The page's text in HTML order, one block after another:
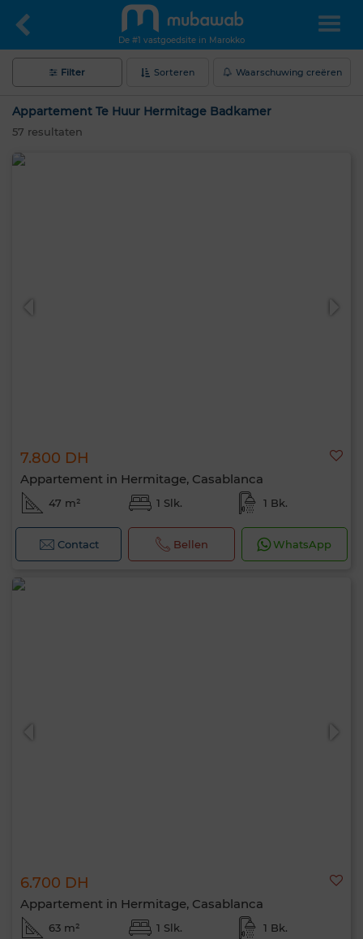
De #1 vastgoedsite in Marokko
Filter Sorteren Waarschuwing creëren
Appartement Te Huur Hermitage Badkamer
57 resultaten
7.800 DH
Appartement in Hermitage, Casablanca
47 m² 1 Slk. 1 Bk.
Contact Bellen WhatsApp
6.700 DH
Appartement in Hermitage, Casablanca
63 m² 1 Slk. 1 Bk.